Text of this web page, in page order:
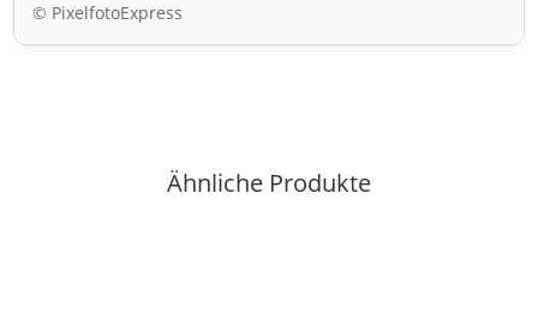
© PixelfotoExpress
Ähnliche Produkte